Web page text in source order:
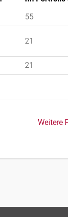
55
21
21
Weitere